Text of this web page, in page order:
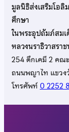
มูลนิธิส่งเสริมโอ
ศึกษา
ในพระอุปถัมภ์สม
หลวงนราธิวาสรา
254 ตึกเคมี 2 คณ
ถนนพญาไท แขวง
โทรศัพท์0 2252